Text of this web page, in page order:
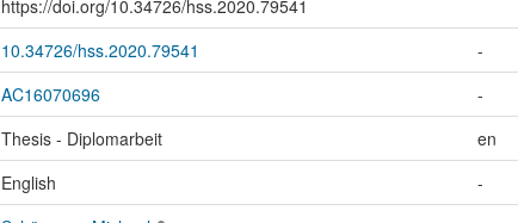
https://doi.org/10.34726/hss.2020.79541
10.34726/hss.2020.79541
-
AC16070696
-
Thesis - Diplomarbeit
en
English
-